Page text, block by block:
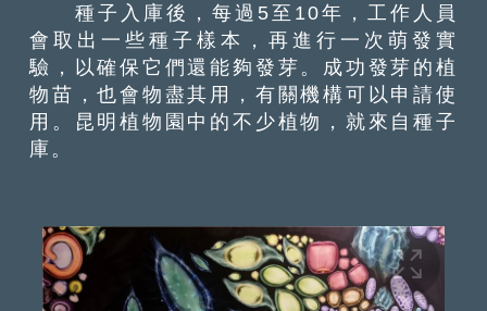
種子入庫後，每過5至10年，工作人員
會取出一些種子樣本，再進行一次萌發實
驗，以確保它們還能夠發芽。成功發芽的植
物苗，也會物盡其用，有關機構可以申請使
用。昆明植物園中的不少植物，就來自種子
庫。